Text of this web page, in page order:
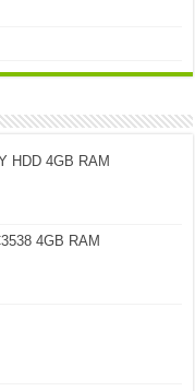
HDD 4GB RAM
4GB RAM